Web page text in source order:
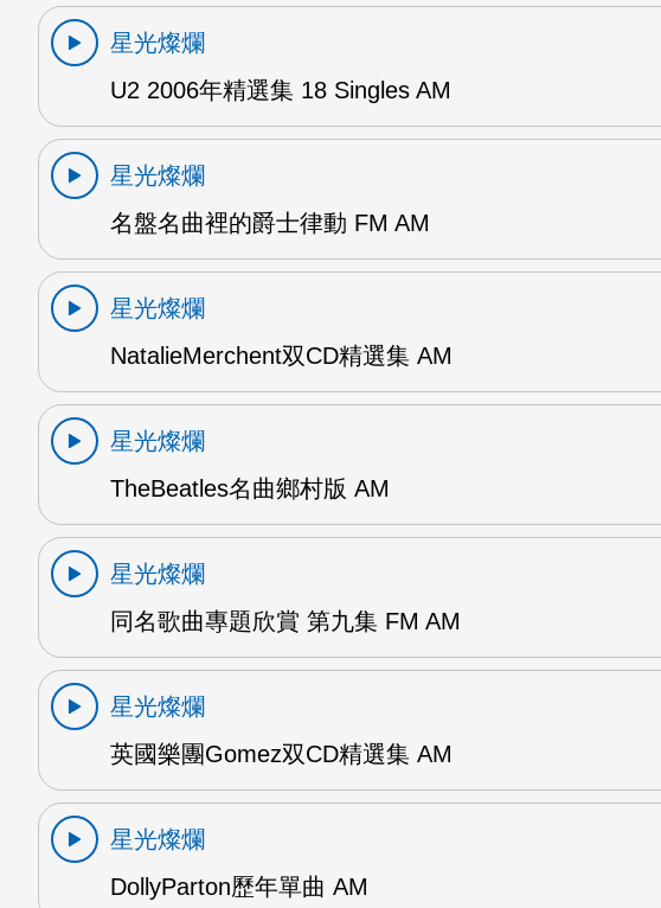
星光燦爛
U2 2006年精選集 18 Singles AM
星光燦爛
名盤名曲裡的爵士律動 FM AM
星光燦爛
NatalieMerchent双CD精選集 AM
星光燦爛
TheBeatles名曲鄉村版 AM
星光燦爛
同名歌曲專題欣賞 第九集 FM AM
星光燦爛
英國樂團Gomez双CD精選集 AM
星光燦爛
DollyParton歷年單曲 AM